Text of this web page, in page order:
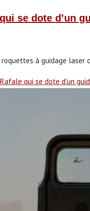
se dote d’un
à guidage
qui se dote d’un